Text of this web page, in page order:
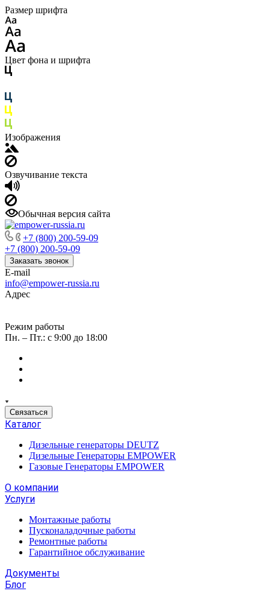
Размер шрифта
Цвет фона и шрифта
Изображения
Озвучивание текста
Обычная версия сайта
+7 (800) 200-59-09
+7 (800) 200-59-09
Заказать звонок
E-mail
info@empower-russia.ru
Адрес
Режим работы
Пн. – Пт.: с 9:00 до 18:00
Связаться
Каталог
Дизельные генераторы DEUTZ
Дизельные Генераторы EMPOWER
Газовые Генераторы EMPOWER
О компании
Услуги
Монтажные работы
Пусконаладочные работы
Ремонтные работы
Гарантийное обслуживание
Документы
Блог